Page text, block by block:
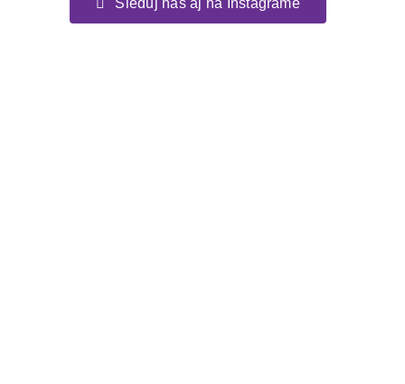
Sleduj nás aj na Instagrame